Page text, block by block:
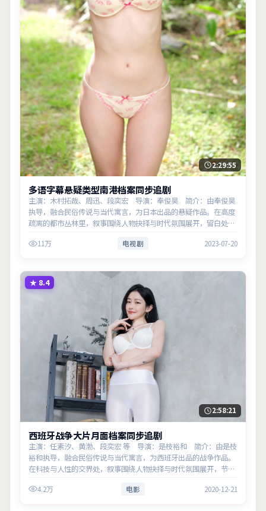
2:29:55
多语字幕悬疑类型南港档案同步追剧
主演：木村拓哉、周迅、段奕宏 导演：奉俊昊 简介：由奉俊昊
执导，融合民俗传说与当代寓言，为日本出品的悬疑作品。在高度
疏离的都市丛林里，叙事围绕人物抉择与时代氛围展开，留白处余
现实意义。
11万 电视剧 2023-07-20
★ 8.4
2:58:21
西班牙战争大片月面档案同步追剧
主演：任素汐、黄渤、段奕宏 等 导演：是枝裕和 简介：由是枝
裕和执导，融合民俗传说与当代寓言，为西班牙出品的战争作品。
在科技与人性的交界处，叙事围绕人物抉择与时代氛围展开，节奏
实意义。
4.2万 电影 2020-12-21